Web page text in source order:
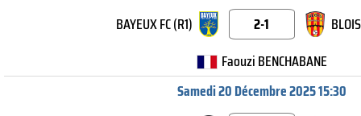
BAYEUX FC (R1)
2-1
Faouzi BENCHABANE
Samedi 20 Décembre 2025 15:30